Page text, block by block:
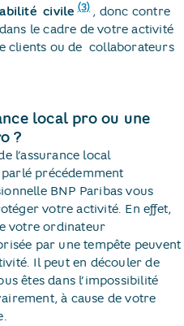
civile​(3), donc contre
le cadre de votre activité
clients ou de collaborateurs​
local pro ou une
?
l’assurance local
précédemment
BNP Paribas vous
votre activité. En effet,
votre ordinateur
par une tempête peuvent
Il peut en découler de
êtes dans l’impossibilité
à cause de votre